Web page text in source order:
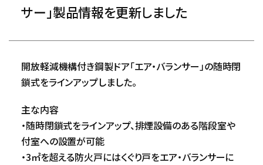
サー」製品情報を更新しました
開放軽減機構付き鋼製ドア「エア・バランサー」の随時閉
鎖式をラインアップしました。
主な内容
・随時閉鎖式をラインアップ、排煙設備のある階段室や
付室への設置が可能
・3㎡を超える防火戸にはくぐり戸をエア・バランサーに